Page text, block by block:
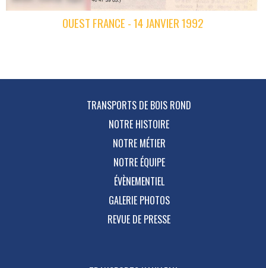
OUEST FRANCE - 14 JANVIER 1992
TRANSPORTS DE BOIS ROND
NOTRE HISTOIRE
NOTRE MÉTIER
NOTRE ÉQUIPE
ÉVÈNEMENTIEL
GALERIE PHOTOS
REVUE DE PRESSE